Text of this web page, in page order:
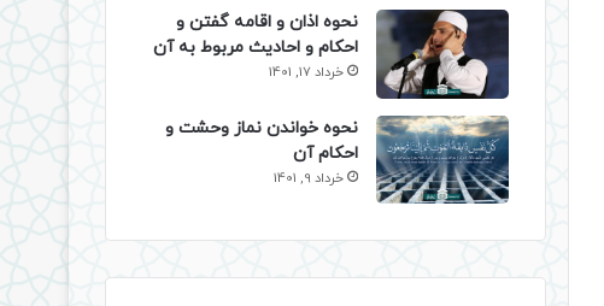
نحوه اذان و اقامه گفتن و
احکام و احادیث مربوط به آن
خرداد 17, 1401
نحوه خواندن نماز وحشت و
احکام آن
خرداد 9, 1401